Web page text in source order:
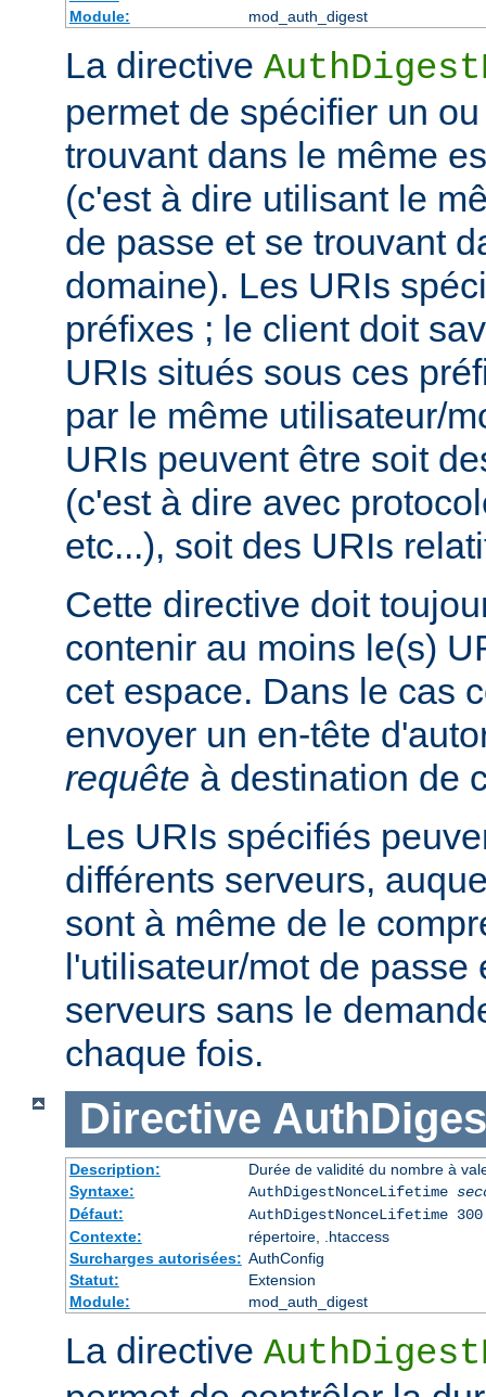
Module:
mod_auth_digest
La directive
permet de spécifier un
trouvant dans le même
(c'est à dire utilisant le
de passe et se trouvant
domaine). Les URIs
préfixes ; le client doit
URIs situés sous ces
par le même utilisateur/
URIs peuvent être soit
(c'est à dire avec
etc...), soit des URIs
Cette directive doit
contenir au moins le(s)
cet espace. Dans le cas
envoyer un en-tête
requête à destination de
Les URIs spécifiés
différents serveurs,
sont à même de le
l'utilisateur/mot de passe
serveurs sans le
chaque fois.
Directive
Description:
Durée de validité du nombre à
Syntaxe:
AuthDigestNonceLifetime
Défaut:
AuthDigestNonceLifetime 300
Contexte:
répertoire, .htaccess
Surcharges autorisées: AuthConfig
Statut:
Extension
Module:
mod_auth_digest
La directive